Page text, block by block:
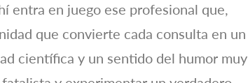
entra en juego ese profesional que,
que convierte cada consulta en un
científica y un sentido del humor muy